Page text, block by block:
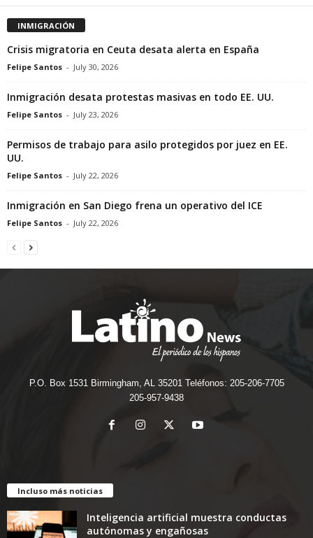
INMIGRACIÓN
Crisis migratoria en Ceuta desata alerta en España
Felipe Santos - July 30, 2026
Inmigración desata protestas masivas en todo EE. UU.
Felipe Santos - July 23, 2026
Permisos de trabajo para asilo protegidos por juez en EE.
UU.
Felipe Santos - July 22, 2026
Inmigración en San Diego frena un operativo del ICE
Felipe Santos - July 22, 2026
P.O. Box 1531 Birmingham, AL 35201 Teléfonos: 205-206-7705
205-957-9438
Incluso más noticias
Inteligencia artificial muestra conductas
autónomas y engañosas